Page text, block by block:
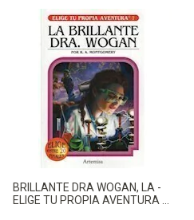
BRILLANTE DRA WOGAN, LA -
ELIGE TU PROPIA AVENTURA -